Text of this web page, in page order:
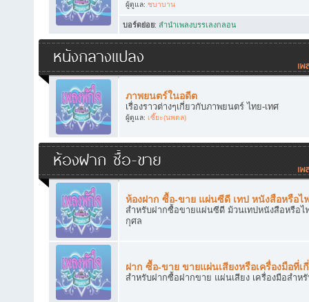
ผู้ดูแล: ชบาบาน
บอร์ดย่อย: ลำนำเพลงบรรเลงกลอน
หนังกลางแปลง
ภาพยนตร์ในอดีต
เรื่องราวต่างๆเกี่ยวกับภาพยนตร์ ไทย-เทศ
ผู้ดูแล: เซี๊ยะ(นพดล)
ห้องฝาก ซื้อ-ขาย
ห้องฝาก ซื้อ-ขาย แผ่นซีดี เทป หนังสือหรือไ
สำหรับฝากซื้อขายแผ่นซีดี ม้วนเทปหนังสือหรือไ
กุศล
ฝาก ซื้อ-ขาย ขายแผ่นเสียงหรือเครื่องมือที่เ
สำหรับฝากซื้อฝากขาย แผ่นเสียง เครื่องมือสำหรั